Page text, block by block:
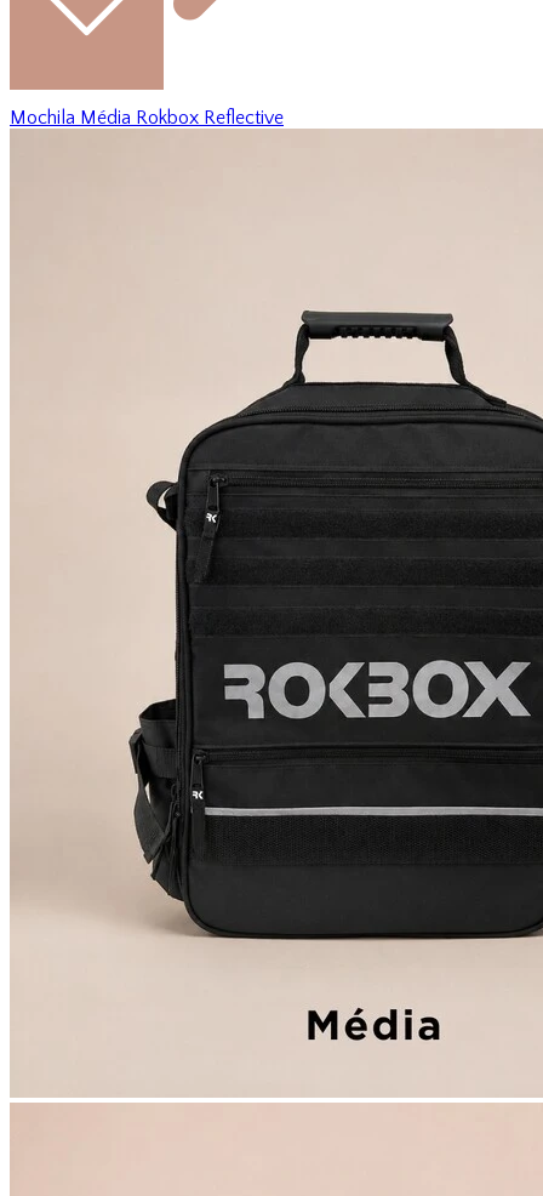
Mochila Média Rokbox Reflective